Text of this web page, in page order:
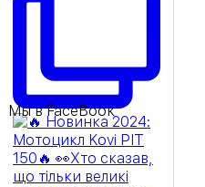
Мы в FaceBook